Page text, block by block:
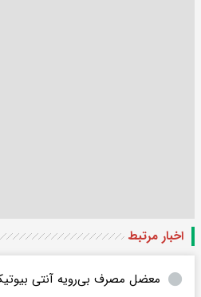
اخبار مرتبط
معضل مصرف بی‌رویه آنتی